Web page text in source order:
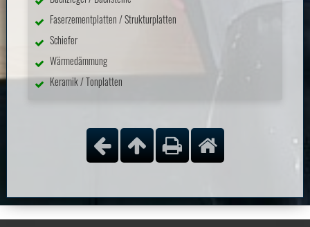
Faserzementplatten / Strukturplatten
Schiefer
Wärmedämmung
Keramik / Tonplatten